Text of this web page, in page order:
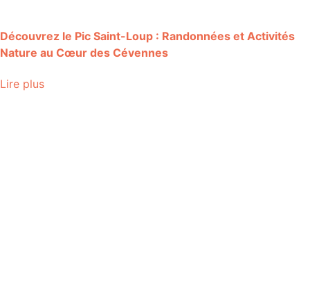
Découvrez le Pic Saint-Loup : Randonnées et Activités
Nature au Cœur des Cévennes
Lire plus